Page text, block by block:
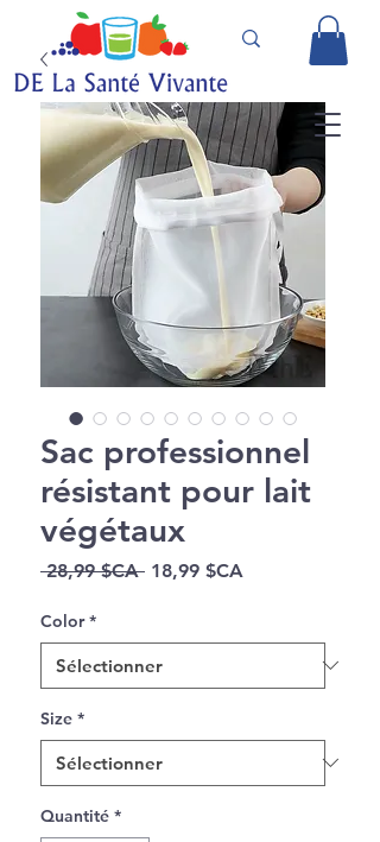
Sac professionnel
résistant pour lait
végétaux
28,99 $CA Prix
18,99 $CA
Color *
Size *
Quantité *